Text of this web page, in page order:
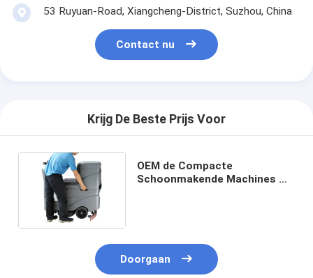
53 Ruyuan-Road, Xiangcheng-District, Suzhou, China
Contact nu
Krijg De Beste Prijs Voor
OEM de Compacte
Schoonmakende Machines Op
Doorgaan